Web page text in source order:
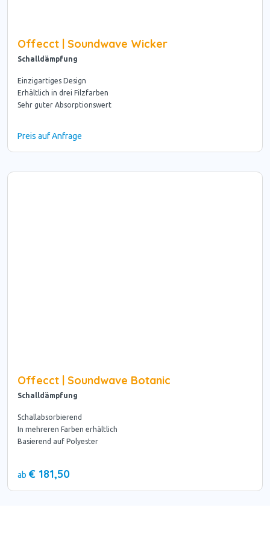
Offecct | Soundwave Wicker
Schalldämpfung
Einzigartiges Design
Erhältlich in drei Filzfarben
Sehr guter Absorptionswert
Preis auf Anfrage
Offecct | Soundwave Botanic
Schalldämpfung
Schallabsorbierend
In mehreren Farben erhältlich
Basierend auf Polyester
ab € 181,50